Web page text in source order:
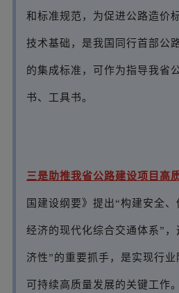
和标准规范，为促进公路造价
技术基础，是我国同行首部公
的集成标准，可作为指导我省
书、工具书。
三是助推我省公路建设项目高
国建设纲要》提出“构建安全、
经济的现代化综合交通体系”
济性”的重要抓手，是实现行
可持续高质量发展的关键工作